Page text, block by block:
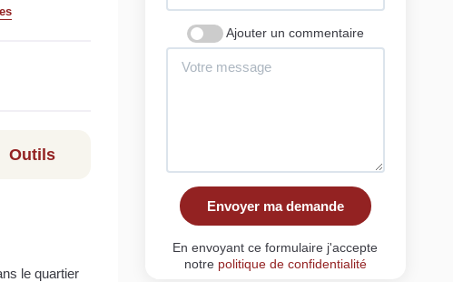
Outils
le quartier
Ajouter un commentaire
Envoyer ma demande
En envoyant ce formulaire j'accepte
notre politique de confidentialité